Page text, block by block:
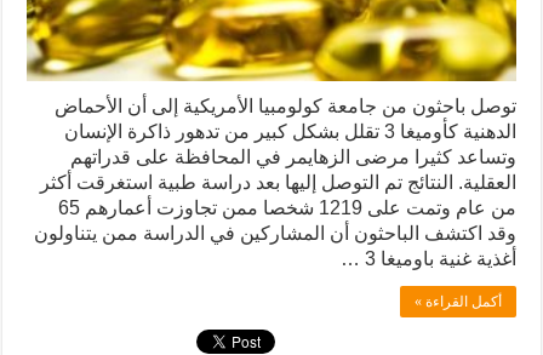
توصل باحثون من جامعة كولومبيا الأمريكية إلى أن الأحماض
الدهنية كأوميغا 3 تقلل بشكل كبير من تدهور ذاكرة الإنسان
وتساعد كثيرا مرضى الزهايمر في المحافظة على قدراتهم
العقلية. النتائج تم التوصل إليها بعد دراسة طبية استغرقت أكثر
من عام وتمت على 1219 شخصا ممن تجاوزت أعمارهم 65
وقد اكتشف الباحثون أن المشاركين في الدراسة ممن يتناولون
أغذية غنية باوميغا 3 …
أكمل القراءة »